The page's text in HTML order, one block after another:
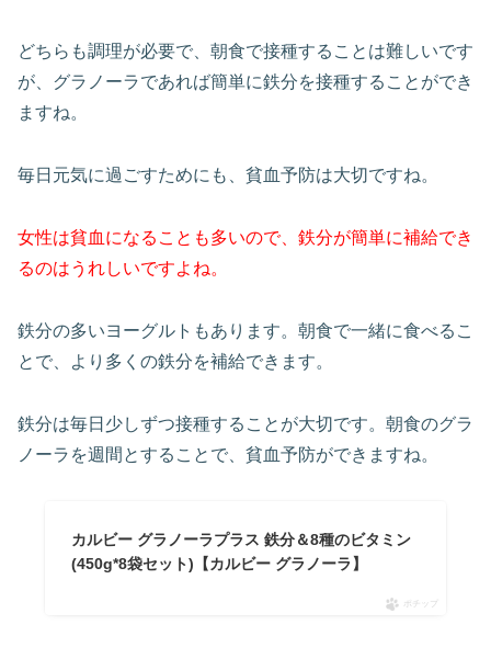
どちらも調理が必要で、朝食で接種することは難しいです
が、グラノーラであれば簡単に鉄分を接種することができ
ますね。
毎日元気に過ごすためにも、貧血予防は大切ですね。
女性は貧血になることも多いので、鉄分が簡単に補給でき
るのはうれしいですよね。
鉄分の多いヨーグルトもあります。朝食で一緒に食べるこ
とで、より多くの鉄分を補給できます。
鉄分は毎日少しずつ接種することが大切です。朝食のグラ
ノーラを週間とすることで、貧血予防ができますね。
カルビー グラノーラプラス 鉄分＆8種のビタミン
(450g*8袋セット)【カルビー グラノーラ】
ポチップ